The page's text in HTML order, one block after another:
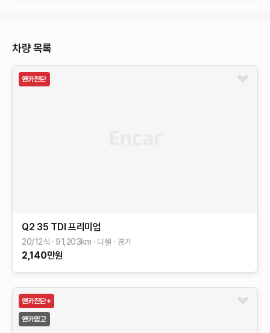
차량 목록
Q2 35 TDI 프리미엄
20/12식 91,203km 디젤 경기
2,140만원